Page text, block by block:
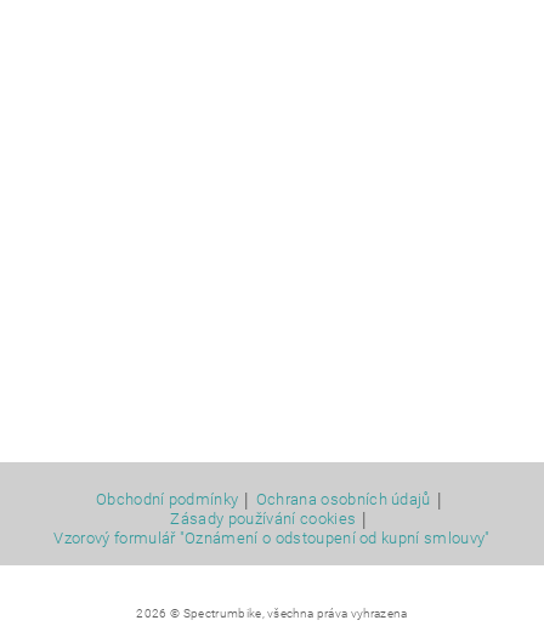
Obchodní podmínky Ochrana osobních údajů
Zásady používání cookies
Vzorový formulář "Oznámení o odstoupení od kupní smlouvy"
2026 © Spectrumbike, všechna práva vyhrazena